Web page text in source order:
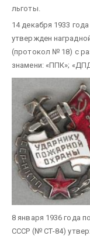
льготы.
14 декабря 1933
утвержден
(протокол № 18) с
знамени: «ППК»;
8 января 1936 года
СССР (№ СТ-84)